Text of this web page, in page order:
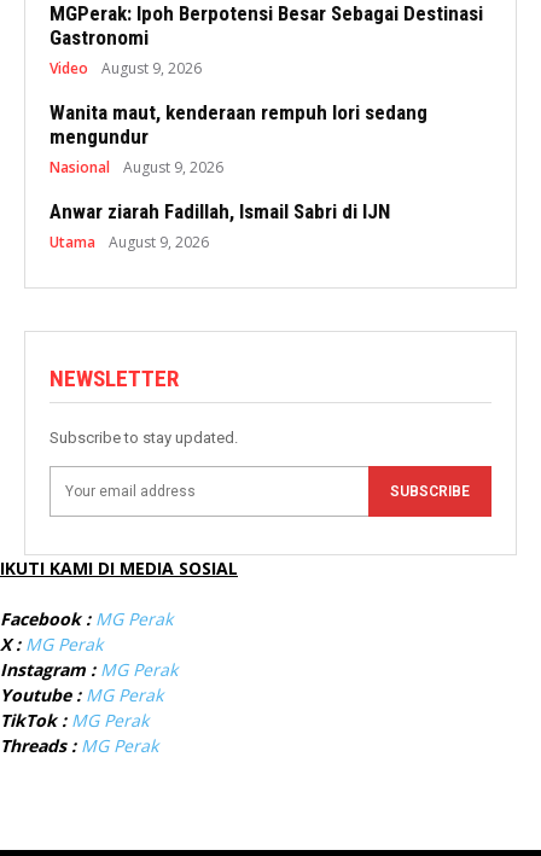
MGPerak: Ipoh Berpotensi Besar Sebagai Destinasi
Gastronomi
Video August 9, 2026
Wanita maut, kenderaan rempuh lori sedang
mengundur
Nasional August 9, 2026
Anwar ziarah Fadillah, Ismail Sabri di IJN
Utama August 9, 2026
NEWSLETTER
Subscribe to stay updated.
SUBSCRIBE
IKUTI KAMI DI MEDIA SOSIAL
Facebook : MG Perak
X : MG Perak
Instagram : MG Perak
Youtube : MG Perak
TikTok : MG Perak
Threads : MG Perak